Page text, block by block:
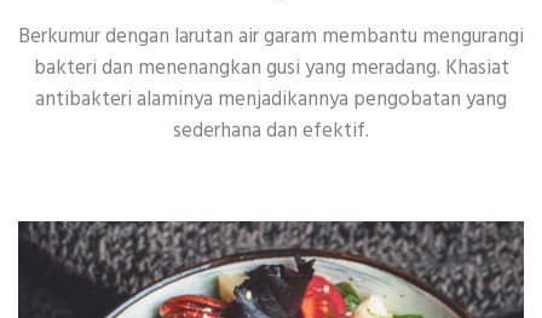
Berkumur dengan larutan air garam membantu mengurangi
bakteri dan menenangkan gusi yang meradang. Khasiat
antibakteri alaminya menjadikannya pengobatan yang
sederhana dan efektif.